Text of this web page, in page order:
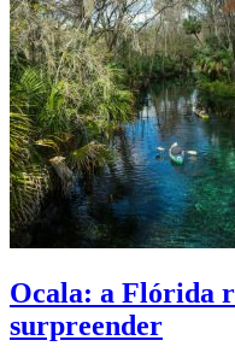
Ocala: a Flórida
surpreender